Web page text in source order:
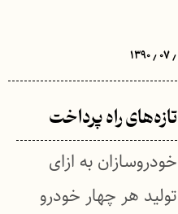
تازه‌های راه پرداخت
خودروسازان به ازای
تولید هر چهار خودرو